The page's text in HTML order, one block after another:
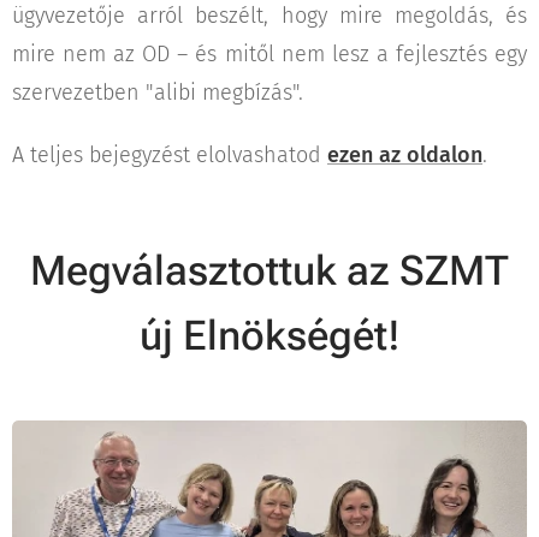
ügyvezetője arról beszélt, hogy mire megoldás, és
mire nem az OD – és mitől nem lesz a fejlesztés egy
szervezetben "alibi megbízás".
A teljes bejegyzést elolvashatod ezen az oldalon.
Megválasztottuk az SZMT
új Elnökségét!